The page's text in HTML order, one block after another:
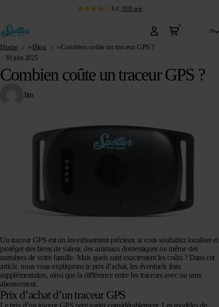
8.4| 1920 avis
0
fr
Home »Blog »Combien coûte un traceur GPS ?
30 juin 2025
Combien coûte un traceur GPS ?
Jim
Un traceur GPS est un investissement précieux si vous souhaitez localiser et
protéger des biens de valeur, des animaux domestiques ou même des
membres de votre famille. Mais quels sont exactement les coûts ? Dans cet
article, nous vous expliquons le prix d’achat, les éventuels frais
supplémentaires, ainsi que la différence entre les traceurs avec ou sans
abonnement.
Prix d’achat d’un traceur GPS